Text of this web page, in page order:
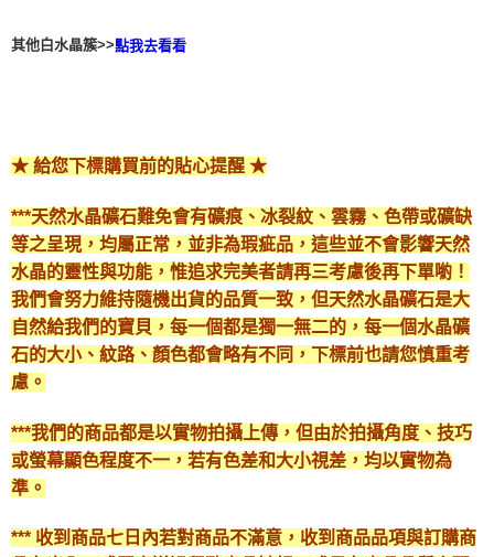
其他白水晶簇>>點我去看看
★ 給您下標購買前的貼心提醒 ★
***天然水晶礦石難免會有礦痕、冰裂紋、雲霧、色帶或礦缺
等之呈現，均屬正常，並非為瑕疵品，這些並不會影響天然
水晶的靈性與功能，惟追求完美者請再三考慮後再下單喲！
我們會努力維持隨機出貨的品質一致，但天然水晶礦石是大
自然給我們的寶貝，每一個都是獨一無二的，每一個水晶礦
石的大小、紋路、顏色都會略有不同，下標前也請您慎重考
慮。
***我們的商品都是以實物拍攝上傳，但由於拍攝角度、技巧
或螢幕顯色程度不一，若有色差和大小視差，均以實物為
準。
*** 收到商品七日內若對商品不滿意，收到商品品項與訂購商